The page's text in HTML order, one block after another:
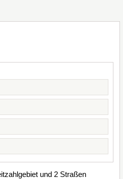
und 2 Straßen